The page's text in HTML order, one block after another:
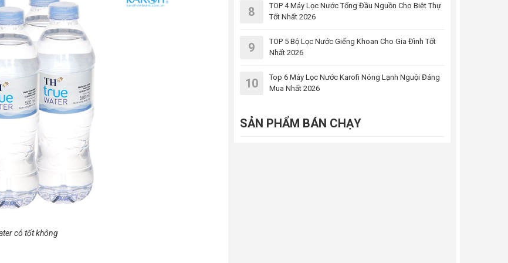
có tốt không
8
TOP 4 Máy Lọc Nước Tổng Đầu Nguồn Cho Biệt Thự
Tốt Nhất 2026
9
TOP 5 Bộ Lọc Nước Giếng Khoan Cho Gia Đình Tốt
Nhất 2026
10
Top 6 Máy Lọc Nước Karofi Nóng Lạnh Nguội Đáng
Mua Nhất 2026
SẢN PHẨM BÁN CHẠY